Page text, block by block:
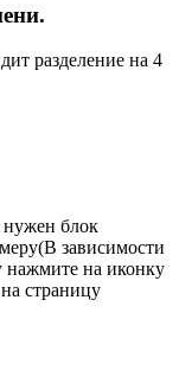
разделение на 4
нужен блок
зависимости
нажмите на иконку
страницу